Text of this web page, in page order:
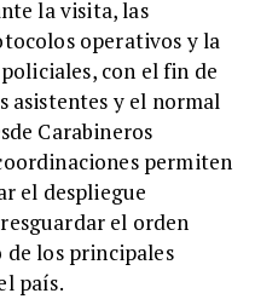
la visita, las
operativos y la
con el fin de
asistentes y el normal
Carabineros
permiten
el despliegue
el orden
de los principales
país.